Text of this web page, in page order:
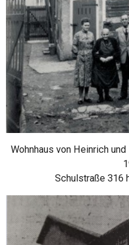
Wohnhaus von Heinrich
Schulstraße 316